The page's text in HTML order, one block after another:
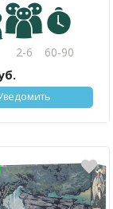
2-6 60-90